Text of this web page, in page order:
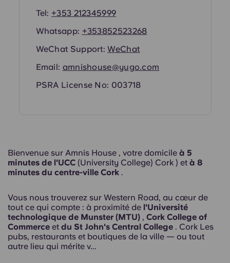
Bienvenue sur Amnis House , votre domicile à 5
minutes de l'UCC (University College) Cork ) et à 8
minutes du centre-ville Cork .
Vous nous trouverez sur Western Road, au cœur de
tout ce qui compte : à proximité de l'Université
technologique de Munster (MTU) , Cork College of
Commerce et du St John's Central College . Cork Les
pubs, restaurants et boutiques de la ville — ou tout
autre lieu qui mérite v...
Tel: +353 212345999​
Whatsapp: +353852523268
WeChat Support:WeChat
Email: amnishouse@yugo.com
PSRA License No: 003718